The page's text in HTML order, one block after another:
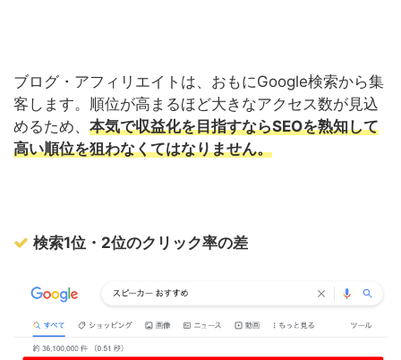
ブログ・アフィリエイトは、おもにGoogle検索から集
客します。順位が高まるほど大きなアクセス数が見込
めるため、 本気で収益化を目指すならSEOを熟知して
高い順位を狙わなくてはなりません。
検索1位・2位のクリック率の差